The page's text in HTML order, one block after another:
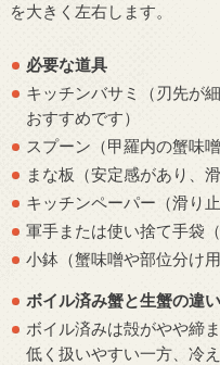
を大きく左右します。
必要な道具
キッチンバサミ（刃先が
おすすめです）
スプーン（甲羅内の蟹味
まな板（安定感があり、
キッチンペーパー（滑り
軍手または使い捨て手袋
小鉢（蟹味噌や部位分け用
ボイル済み蟹と生蟹の違い
ボイル済みは殻がやや締
低く扱いやすい一方、冷